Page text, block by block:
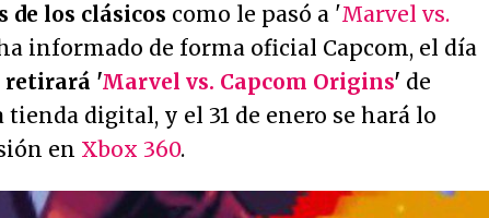
de los clásicos como le pasó a 'Marvel vs.
informado de forma oficial Capcom, el día
retirará 'Marvel vs. Capcom Origins' de
tienda digital, y el 31 de enero se hará lo
en Xbox 360.